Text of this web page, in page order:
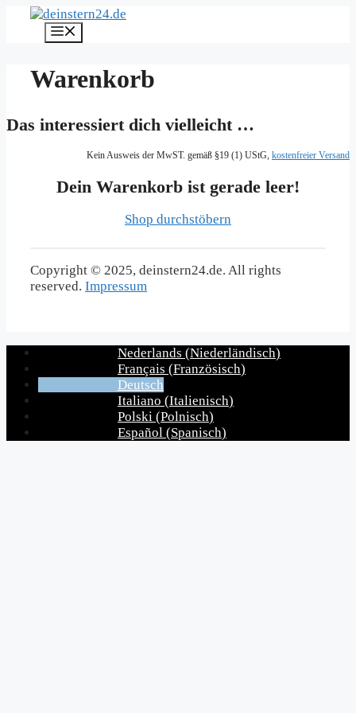
springen
Warenkorb
Das interessiert dich vielleicht …
Kein Ausweis der MwST. gemäß §19 (1) UStG, kostenfreier Versand
Dein Warenkorb ist gerade leer!
Shop durchstöbern
Copyright © 2025, deinstern24.de. All rights
reserved. Impressum
Nederlands (Niederländisch)
Français (Französisch)
Deutsch
Italiano (Italienisch)
Polski (Polnisch)
Español (Spanisch)